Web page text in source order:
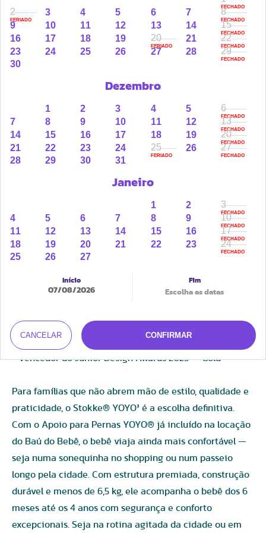
FECHADO
2
FERIADO
3 4 5 6 7 8
FECHADO
9 10 11 12 13 14 15
FECHADO
16 17 18 19 20
FERIADO
21 22
FECHADO
23 24 25 26 27 28 29
FECHADO
30
Dezembro
1 2 3 4 5 6
FECHADO
7 8 9 10 11 12 13
FECHADO
14 15 16 17 18 19 20
FECHADO
21 22 23 24 25
FERIADO
26 27
FECHADO
28 29 30 31
Janeiro
1 2 3
FECHADO
4 5 6 7 8 9 10
FECHADO
11 12 13 14 15 16 17
FECHADO
18 19 20 21 22 23 24
FECHADO
25 26 27
07/08/2026
CANCELAR CONFIRMAR
cinta de segurança
- Cesto inferior com capacidade de até 10 kg e bolso
traseiro com zíper
- Freio de estacionamento acionado com o pé
alugados separadamente) e com o moisés YOYO® para
recém-nascidos (disponível para locação
separadamente no Baú do Bebê)
Dimensões
Peso do produto
Peso total: 6,2 kg — um dos carrinhos mais leves do
mercado premium
Versatilidade
- Disponível em armação preta ou branca
- Certificado Intertek GS (normas europeias)
- Vencedor do Junior Design Awards 2025 — Gold
Para famílias que não abrem mão de estilo, qualidade e
praticidade, o Stokke® YOYO³ é a escolha definitiva.
Com o Apoio para Pernas YOYO® já incluído na locação
do Baú do Bebê, o bebê viaja ainda mais confortável —
seja numa sonequinha no shopping ou num passeio
longo pela cidade. Com estrutura premiada, construção
durável e menos de 6,5 kg, ele acompanha o bebê dos 6
meses até os 4 anos com segurança e conforto
excepcionais. Seja na rotina agitada da cidade ou em